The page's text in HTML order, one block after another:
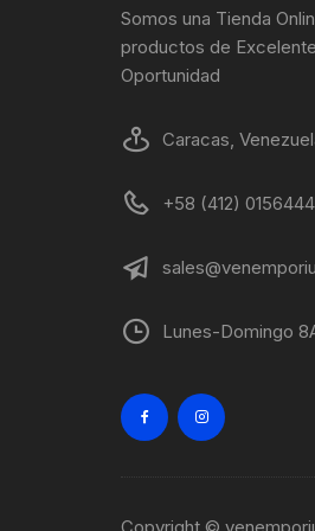
Somos una Tienda
productos de
Oportunidad
Caracas,
+58 (412)
Lunes-Domingo